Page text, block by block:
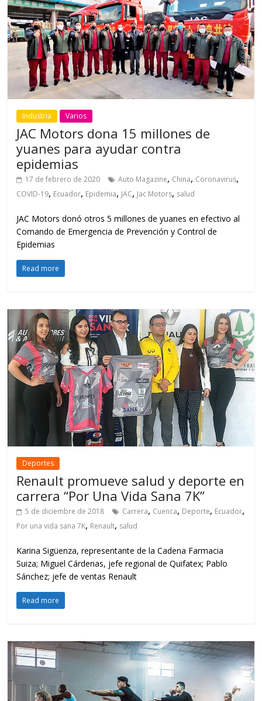
Industria Varios
JAC Motors dona 15 millones de
yuanes para ayudar contra
epidemias
17 de febrero de 2020 Auto Magazine, China, Coronavirus,
COVID-19, Ecuador, Epidemia, JAC, Jac Motors, salud
JAC Motors donó otros 5 millones de yuanes en efectivo al
Comando de Emergencia de Prevención y Control de
Epidemias
Read more
Deportes
Renault promueve salud y deporte en
carrera “Por Una Vida Sana 7K”
5 de diciembre de 2018 Carrera, Cuenca, Deporte, Ecuador,
Por una vida sana 7K, Renault, salud
Karina Sigüenza, representante de la Cadena Farmacia
Suiza; Miguel Cárdenas, jefe regional de Quifatex; Pablo
Sánchez; jefe de ventas Renault
Read more